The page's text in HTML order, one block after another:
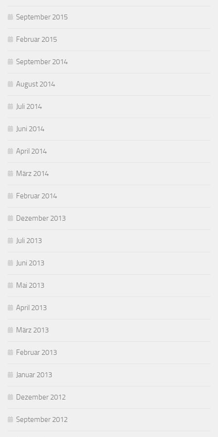
September 2015
Februar 2015
September 2014
August 2014
Juli 2014
Juni 2014
April 2014
März 2014
Februar 2014
Dezember 2013
Juli 2013
Juni 2013
Mai 2013
April 2013
März 2013
Februar 2013
Januar 2013
Dezember 2012
September 2012